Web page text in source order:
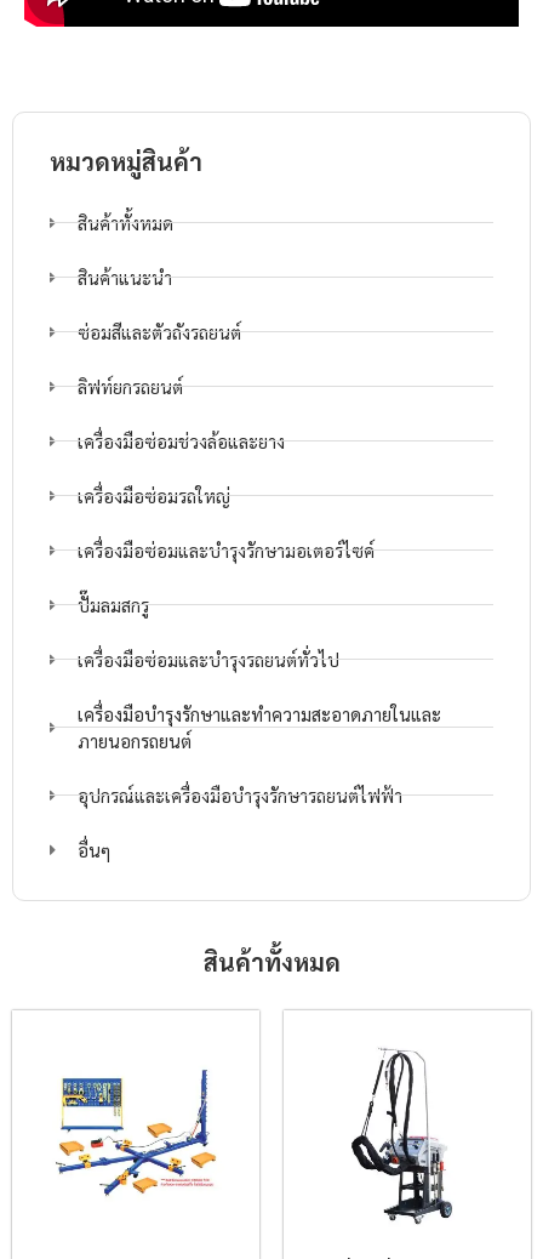
หมวดหมู่สินค้า
สินค้าทั้งหมด
สินค้าแนะนำ
ซ่อมสีและตัวถังรถยนต์
ลิฟท์ยกรถยนต์
เครื่องมือซ่อมช่วงล้อและยาง
เครื่องมือซ่อมรถใหญ่
เครื่องมือซ่อมและบำรุงรักษามอเตอร์ไซค์
ปั๊มลมสกรู
เครื่องมือซ่อมและบำรุงรถยนต์ทั่วไป
เครื่องมือบำรุงรักษาและทำความสะอาดภายในและ
ภายนอกรถยนต์
อุปกรณ์และเครื่องมือบำรุงรักษารถยนต์ไฟฟ้า
อื่นๆ
สินค้าทั้งหมด